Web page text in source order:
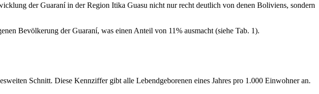
der Guaraní in der Region Itika Guasu nicht nur recht deutlich von denen Boliviens, sondern
Bevölkerung der Guaraní, was einen Anteil von 11% ausmacht (siehe Tab. 1).
Schnitt. Diese Kennziffer gibt alle Lebendgeborenen eines Jahres pro 1.000 Einwohner an.